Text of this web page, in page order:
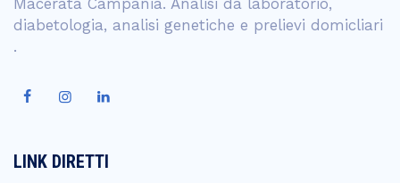
Macerata Campania. Analisi da laboratorio,
diabetologia, analisi genetiche e prelievi domicliari
.
LINK DIRETTI